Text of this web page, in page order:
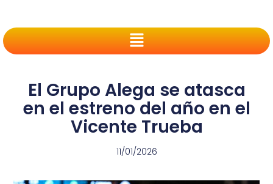
El Grupo Alega se atasca
en el estreno del año en el
Vicente Trueba
11/01/2026